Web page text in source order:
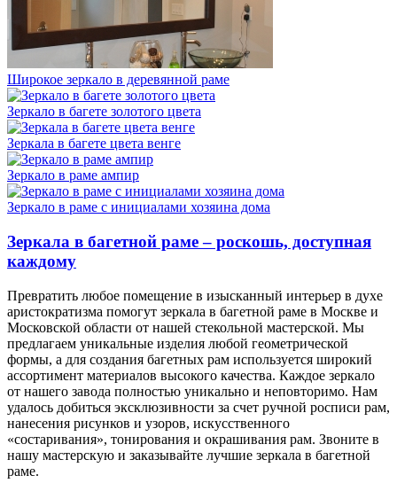
Широкое зеркало в деревянной раме
Зеркало в багете золотого цвета
Зеркала в багете цвета венге
Зеркало в раме ампир
Зеркало в раме с инициалами хозяина дома
Зеркала в багетной раме – роскошь, доступная
каждому
Превратить любое помещение в изысканный интерьер в духе
аристократизма помогут зеркала в багетной раме в Москве и
Московской области от нашей стекольной мастерской. Мы
предлагаем уникальные изделия любой геометрической
формы, а для создания багетных рам используется широкий
ассортимент материалов высокого качества. Каждое зеркало
от нашего завода полностью уникально и неповторимо. Нам
удалось добиться эксклюзивности за счет ручной росписи рам,
нанесения рисунков и узоров, искусственного
«состаривания», тонирования и окрашивания рам. Звоните в
нашу мастерскую и заказывайте лучшие зеркала в багетной
раме.